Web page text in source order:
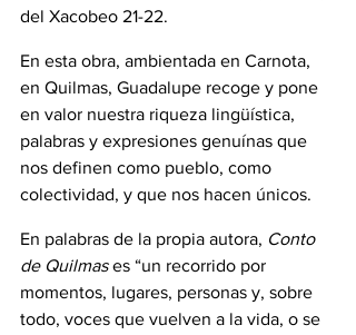
del Xacobeo 21-22.
En esta obra, ambientada en Carnota,
en Quilmas, Guadalupe recoge y pone
en valor nuestra riqueza lingüística,
palabras y expresiones genuínas que
nos definen como pueblo, como
colectividad, y que nos hacen únicos.
En palabras de la propia autora, Conto
de Quilmas es “un recorrido por
momentos, lugares, personas y, sobre
todo, voces que vuelven a la vida, o se